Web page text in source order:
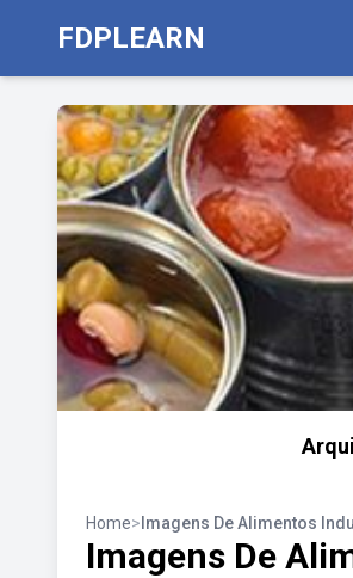
FDPLEARN
Home> Imagens De Alimentos
Imagens De